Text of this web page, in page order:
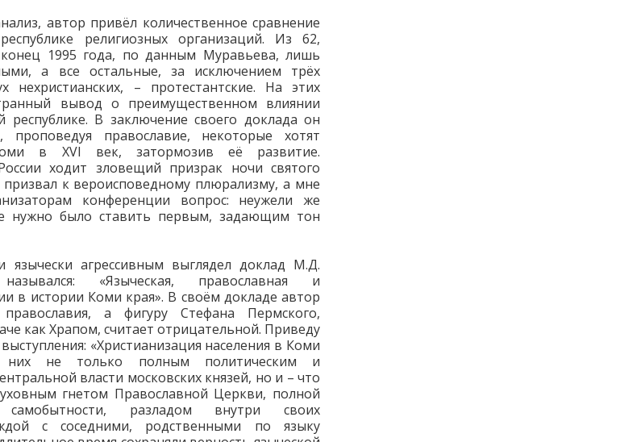
автор привёл количественное сравнение
религиозных организаций. Из 62,
конец 1995 года, по данным Муравьева, лишь
а все остальные, за исключением трёх
нехристианских, – протестантские. На этих
вывод о преимущественном влиянии
республике. В заключение своего доклада он
проповедуя православие, некоторые хотят
в XVI век, затормозив её развитие.
ходит зловещий призрак ночи святого
к вероисповедному плюрализму, а мне
конференции вопрос: неужели же
нужно было ставить первым, задающим тон
агрессивным выглядел доклад М.Д.
«Языческая, православная и
в истории Коми края». В своём докладе автор
а фигуру Стефана Пермского,
как Храпом, считает отрицательной. Приведу
«Христианизация населения в Коми
них не только полным политическим и
власти московских князей, но и – что
гнетом Православной Церкви, полной
самобытности, разладом внутри своих
с соседними, родственными по языку